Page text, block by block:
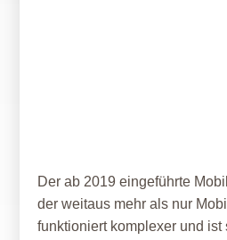
Der ab 2019 eingeführte
der weitaus mehr als nur
funktioniert komplexer und ist